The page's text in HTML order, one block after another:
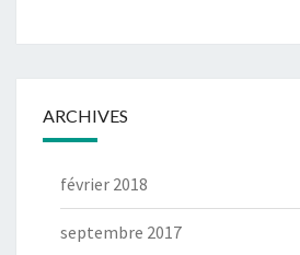
ARCHIVES
février 2018
septembre 2017